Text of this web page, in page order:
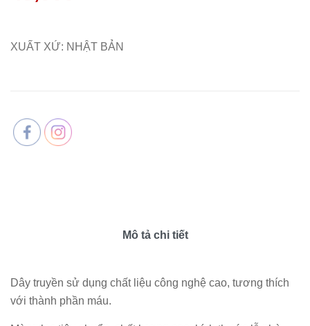
XUẤT XỨ: NHẬT BẢN
Mô tả chi tiết
Dây truyền sử dụng chất liệu công nghệ cao, tương thích
với thành phần máu.